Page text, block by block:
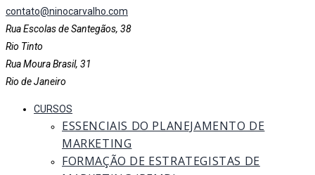
contato@ninocarvalho.com
Rua Escolas de Santegãos, 38
Rio Tinto
Rua Moura Brasil, 31
Rio de Janeiro
CURSOS
ESSENCIAIS DO PLANEJAMENTO DE
MARKETING
FORMAÇÃO DE ESTRATEGISTAS DE